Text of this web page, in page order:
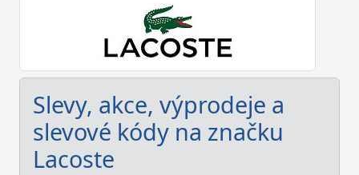
Slevy, akce, výprodeje a
slevové kódy na značku
Lacoste